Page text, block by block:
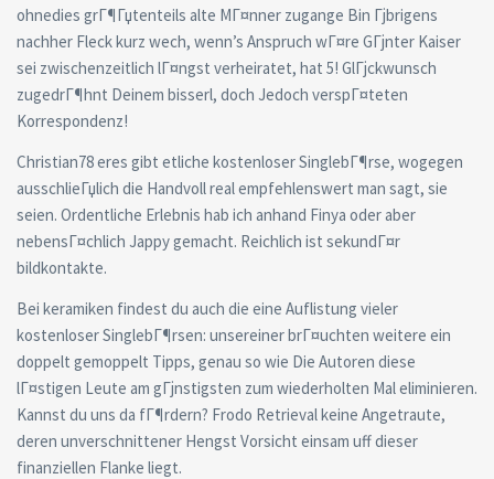
ohnedies grГ¶Гџtenteils alte MГ¤nner zugange Bin Гјbrigens
nachher Fleck kurz wech, wenn’s Anspruch wГ¤re GГјnter Kaiser
sei zwischenzeitlich lГ¤ngst verheiratet, hat 5! GlГјckwunsch
zugedrГ¶hnt Deinem bisserl, doch Jedoch verspГ¤teten
Korrespondenz!
Christian78 eres gibt etliche kostenloser SinglebГ¶rse, wogegen
ausschlieГџlich die Handvoll real empfehlenswert man sagt, sie
seien. Ordentliche Erlebnis hab ich anhand Finya oder aber
nebensГ¤chlich Jappy gemacht. Reichlich ist sekundГ¤r
bildkontakte.
Bei keramiken findest du auch die eine Auflistung vieler
kostenloser SinglebГ¶rsen: unsereiner brГ¤uchten weitere ein
doppelt gemoppelt Tipps, genau so wie Die Autoren diese
lГ¤stigen Leute am gГјnstigsten zum wiederholten Mal eliminieren.
Kannst du uns da fГ¶rdern? Frodo Retrieval keine Angetraute,
deren unverschnittener Hengst Vorsicht einsam uff dieser
finanziellen Flanke liegt.